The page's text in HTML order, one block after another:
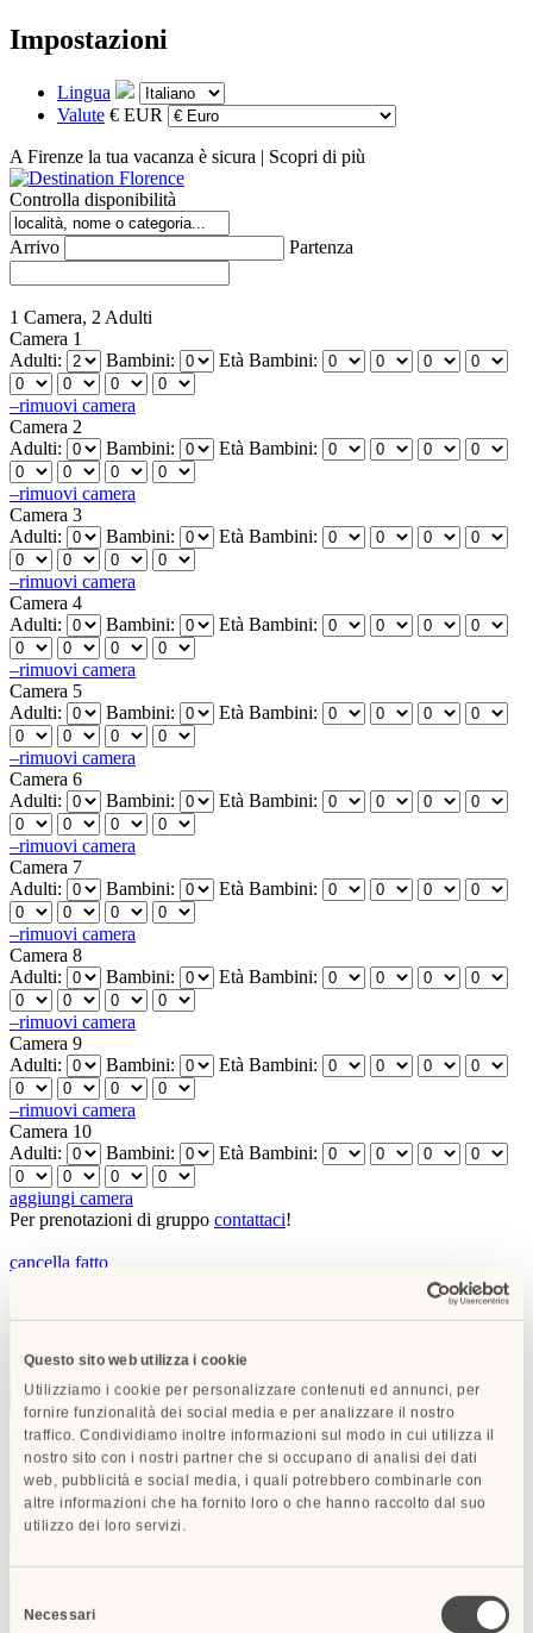
Questo sito web utilizza i cookie
Utilizziamo i cookie per personalizzare contenuti ed annunci, per
fornire funzionalità dei social media e per analizzare il nostro
traffico. Condividiamo inoltre informazioni sul modo in cui utilizza il
nostro sito con i nostri partner che si occupano di analisi dei dati
web, pubblicità e social media, i quali potrebbero combinarle con
altre informazioni che ha fornito loro o che hanno raccolto dal suo
utilizzo dei loro servizi.
delNecessari
Impostazioni
Lingua
Valute € EUR
A Firenze la tua vacanza è sicura | Scopri di più
Controlla disponibilità
Arrivo Partenza
1 Camera, 2 Adulti
Camera 1
Adulti:
Bambini: Età Bambini:
–rimuovi camera
Camera 2
Adulti:
Bambini: Età Bambini:
–rimuovi camera
Camera 3
Adulti:
Bambini: Età Bambini:
–rimuovi camera
Camera 4
Adulti:
Bambini: Età Bambini:
–rimuovi camera
Camera 5
Adulti:
Bambini: Età Bambini:
–rimuovi camera
Camera 6
Adulti:
Bambini: Età Bambini:
–rimuovi camera
Camera 7
Adulti:
Bambini: Età Bambini:
–rimuovi camera
Camera 8
Adulti:
Bambini: Età Bambini:
–rimuovi camera
Camera 9
Adulti:
Bambini: Età Bambini:
–rimuovi camera
Camera 10
Adulti:
Bambini: Età Bambini:
aggiungi camera
Per prenotazioni di gruppo contattaci!
cancella fatto
Hotel Degli Orafi Firenzeda€ 378in promozione
Grand Hotel Baglioni
Firenzeda€ 229